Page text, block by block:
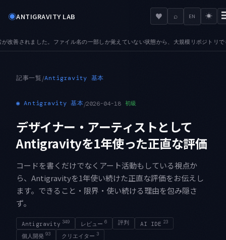
◉ANTIGRAVITY LAB ♥ ⌕ EN ☀
えていない状態から、大規模リポジトリでも目的のファイルへ辿り着けます ●
記事一覧/Antigravity 基本
◉ Antigravity 基本/2026-04-18 初級
デザイナー・アーティストとして
Antigravityを1年使った正直な評価
コードを書くだけでなくアート活動もしている視点か
ら、Antigravityを1年使い続けた正直な評価をお伝えし
ます。できること・限界・使い続ける理由を包み隠さ
ず。
Antigravity 349 レビュー 6 評判 AI IDE 23
個人開発 93 クリエイター 3